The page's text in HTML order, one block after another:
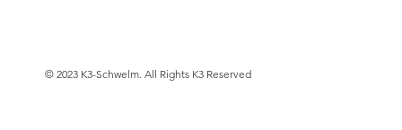
© 2023 K3-Schwelm. All Rights K3 Reserved